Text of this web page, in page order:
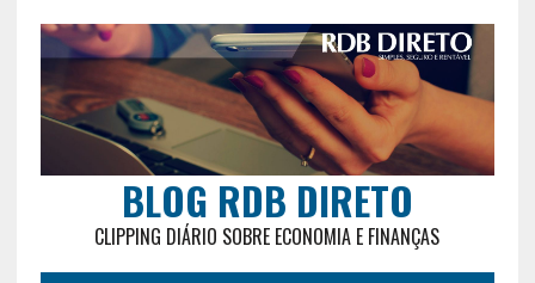
BLOG RDB DIRETO
CLIPPING DIÁRIO SOBRE ECONOMIA E FINANÇAS